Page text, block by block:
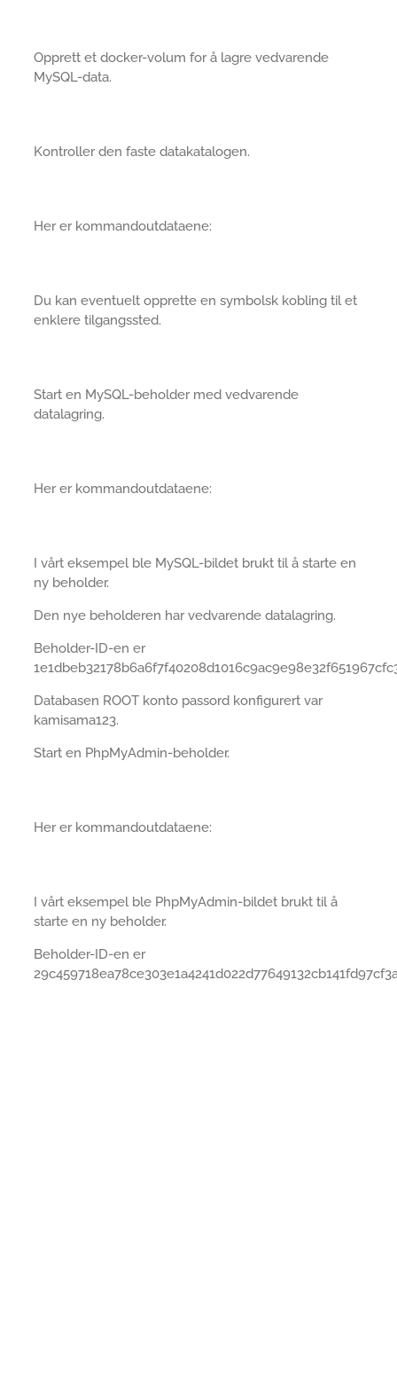
Opprett et docker-volum for å lagre vedvarende
MySQL-data.
Kontroller den faste datakatalogen.
Her er kommandoutdataene:
Du kan eventuelt opprette en symbolsk kobling til et
enklere tilgangssted.
Start en MySQL-beholder med vedvarende
datalagring.
Her er kommandoutdataene:
I vårt eksempel ble MySQL-bildet brukt til å starte en
ny beholder.
Den nye beholderen har vedvarende datalagring.
Beholder-ID-en er
Databasen ROOT konto passord konfigurert var
kamisama123.
Start en PhpMyAdmin-beholder.
Her er kommandoutdataene:
I vårt eksempel ble PhpMyAdmin-bildet brukt til å
starte en ny beholder.
Beholder-ID-en er